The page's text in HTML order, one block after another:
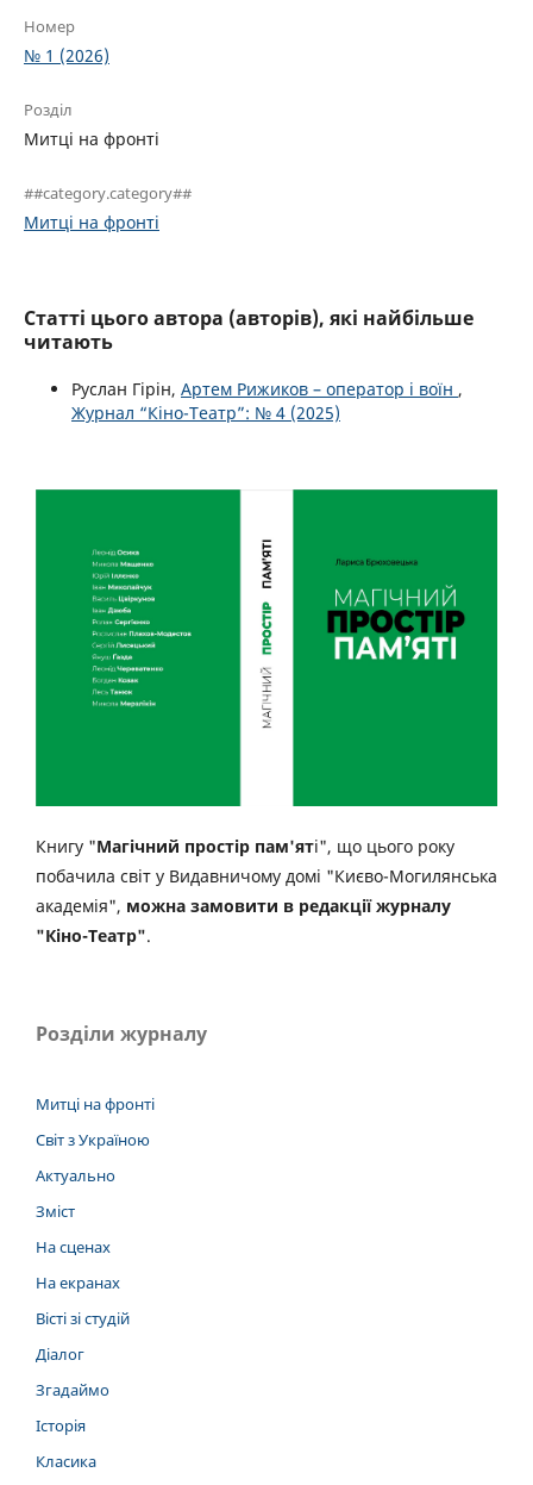
Номер
№ 1 (2026)
Розділ
Митці на фронті
##category.category##
Митці на фронті
Статті цього автора (авторів), які найбільше
читають
Руслан Гірін, Артем Рижиков – оператор і воїн ,
Журнал “Кіно-Театр”: № 4 (2025)
Книгу "Магічний простір пам'яті", що цього року
побачила світ у Видавничому домі "Києво-Могилянська
академія", можна замовити в редакції журналу
"Кіно-Театр".
Розділи журналу
Митці на фронті
Світ з Україною
Актуально
Зміст
На сценах
На екранах
Вісті зі студій
Діалог
Згадаймо
Історія
Класика